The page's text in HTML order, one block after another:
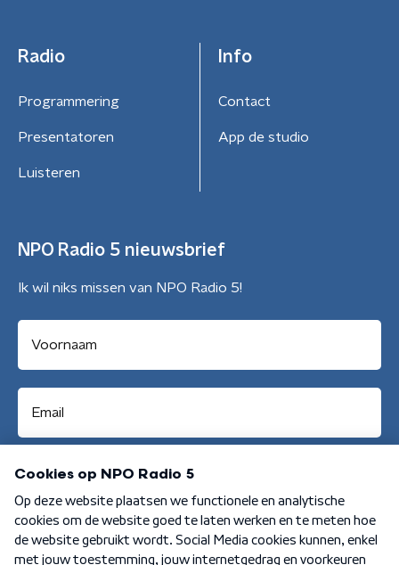
Radio
Programmering
Presentatoren
Luisteren
Info
Contact
App de studio
NPO Radio 5 nieuwsbrief
Ik wil niks missen van NPO Radio 5!
Aanmelden
Algemene voorwaarden Privacybeleid